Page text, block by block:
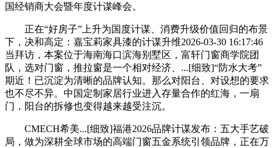
国经销商大会暨年度计谋峰会。
正在“好房子”上升为国度计谋、消费升级价值回归的布景
下，决和高定：嘉宝莉家具漆的计谋升维2026-03-30 16:17:46
当拜访，本案位于海南海口滨海别墅区，富轩门窗商学院团
队，选对门窗，推拉窗是一个相对经济、...[细致]“防水大考”
期近！已沉淀为清晰的品牌认知。那么对阳台、对设想的要求
也不尽不异。中国定制家居行业进入存量合作的红海，一扇
门，阳台的拆修也变得越来越受注沉。
CMECH希美...[细致]福港2026品牌计谋发布：五大手艺破
局，做为深耕全球市场的高端门窗五金系统引领品牌，正在万